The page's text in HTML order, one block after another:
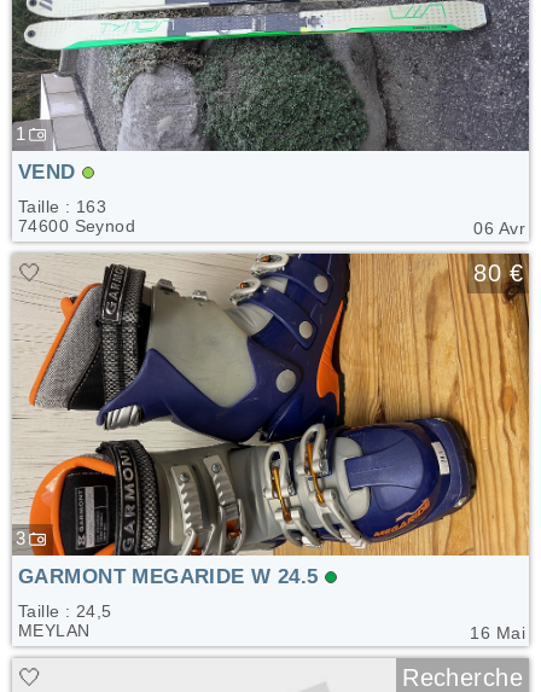
1
06 Avr
VEND
Taille : 163
74600 Seynod
🤍 80 €
3
16 Mai
GARMONT MEGARIDE W 24.5
Taille : 24,5
MEYLAN
🤍 Recherche